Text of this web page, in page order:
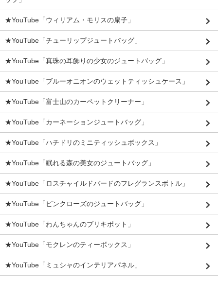
★YouTube「ウィリアム・モリスの扇子」
★YouTube「チューリップジュートバッグ」
★YouTube「真珠の耳飾りの少女のジュートバッグ」
★YouTube「ブルーオニオンのウェットティッシュケース」
★YouTube「富士山のカーペットクリーナー」
★YouTube「カーネーションジュートバッグ」
★YouTube「ハチドリのミニティッシュボックス」
★YouTube「眠れる森の美女のジュートバッグ」
★YouTube「ロスチャイルドバードのフレグランスボトル」
★YouTube「ピンクローズのジュートバッグ」
★YouTube「わんちゃんのブリキポット」
★YouTube「モクレンのティーボックス」
★YouTube「ミュシャのインテリアパネル」